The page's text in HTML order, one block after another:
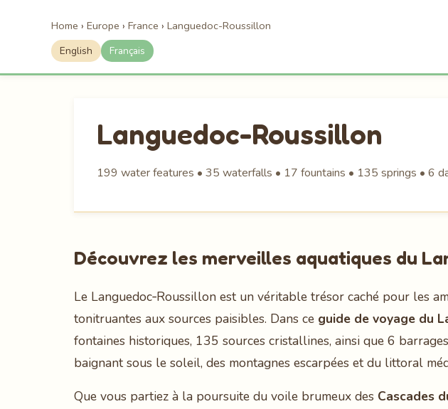
Home › Europe › France › Languedoc-Roussillon
English Français
Languedoc-Roussillon
199 water features • 35 waterfalls • 17 fountains • 135 springs • 6
Découvrez les merveilles aquatiques du
Le Languedoc‑Roussillon est un véritable trésor caché pour les
tonitruantes aux sources paisibles. Dans ce guide de voyage du
fontaines historiques, 135 sources cristallines, ainsi que 6
baignant sous le soleil, des montagnes escarpées et du littoral
Que vous partiez à la poursuite du voile brumeux des Cascades